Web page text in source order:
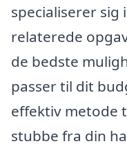
specialiserer
relaterede
de bedste
passer til dit
effektiv metode
stubbe fra din